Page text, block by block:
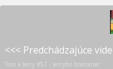
<<< Predchádzajúce
Tom a Jerry #57 - Jerryho bratranec